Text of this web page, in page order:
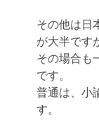
その他は日
が大半です
その場合も
です。
普通は、小
す。